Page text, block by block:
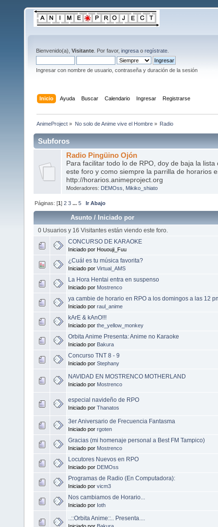
Bienvenido(a), Visitante . Por favor, ingresa o regístrate
Ingresar con nombre de usuario, contraseña y duración de la sesión
Inicio Ayuda Buscar Calendario Ingresar Registrarse
AnimeProject » No solo de Anime vive el Hombre» Radio
Subforos
Radio Pingüino Ojón
Para facilitar todo lo de RPO, doy de baja la lista
este foro y como siempre la parrilla de horarios
http://horarios.animeproject.org
Moderadores: DEMOss Mikiko_shiato
Páginas: [1]2 3 ...5 Ir Abajo
Asunto / Iniciado por
0 Usuarios y 16 Visitantes están viendo este foro.
CONCURSO DE KARAOKE
Iniciado por Hououji_Fuu
¿Cuál es tu música favorita?
Iniciado por Virtual_AMS
La Hora Hentai entra en suspenso
Iniciado por Mostrenco
ya cambie de horario en RPO a los domingos a las 12
Iniciado por raul_anime
kArE & kAnO!!!
Iniciado por the_yellow_monkey
Orbita Anime Presenta: Anime no Karaoke
Iniciado por Bakura
Concurso TNT 8 - 9
Iniciado por Stephany
NAVIDAD EN MOSTRENCO MOTHERLAND
Iniciado por Mostrenco
especial navideño de RPO
Iniciado por Thanatos
3er Aniversario de Frecuencia Fantasma
Iniciado por rgoten
Gracias (mi homenaje personal a Best FM Tampico)
Iniciado por Mostrenco
Locutores Nuevos en RPO
Iniciado por DEMOss
Programas de Radio (En Computadora):
Iniciado por vicm3
Nos cambiamos de Horario...
Iniciado por Ioth
..::Orbita Anime::.. Presenta....